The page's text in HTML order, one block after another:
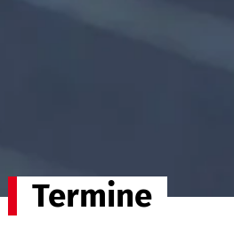
Termine